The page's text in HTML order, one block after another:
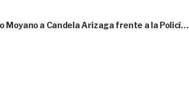
Moyano a Candela Arizaga frente a la Policí…